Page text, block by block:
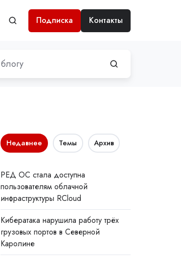
Подписка Контакты
Недавнее Темы Архив
РЕД ОС стала доступна
пользователям облачной
инфраструктуры RCloud
Кибератака нарушила работу трёх
грузовых портов в Северной
Каролине